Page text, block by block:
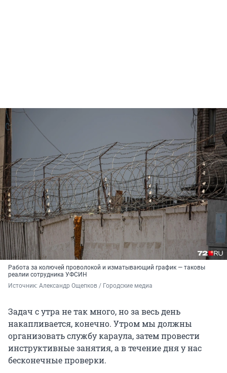
Работа за колючей проволокой и изматывающий график — таковы
реалии сотрудника УФСИН
Источник: Александр Ощепков / Городские медиа
Задач с утра не так много, но за весь день
накапливается, конечно. Утром мы должны
организовать службу караула, затем провести
инструктивные занятия, а в течение дня у нас
бесконечные проверки.